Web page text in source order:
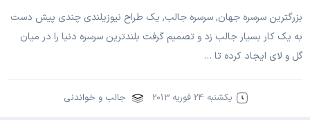
بزرگترین سرسره جهان, سرسره جالب, یک طراح نیوزیلندی چندی پیش دست
به یک کار بسیار جالب زد و تصمیم گرفت بلندترین سرسره دنیا را در میان
گل و لای ایجاد کرده تا …
یکشنبه 24 فوریه 2013 جالب و خواندنی